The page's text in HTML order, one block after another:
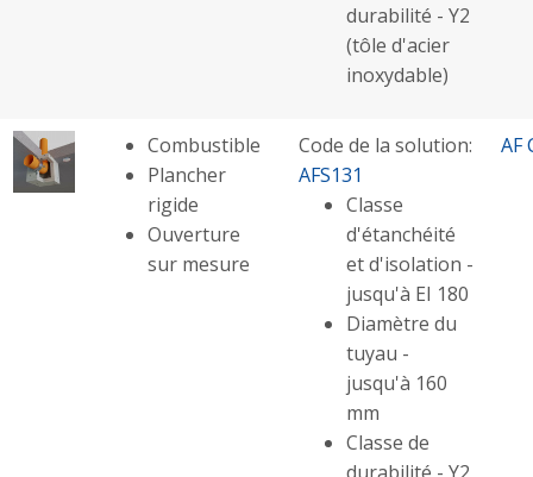
durabilité - Y2
(tôle d'acier
inoxydable)
Combustible
Plancher
rigide
Ouverture
sur mesure
Code de la solution:
AFS131
Classe
d'étanchéité
et d'isolation -
jusqu'à EI 180
Diamètre du
tuyau -
jusqu'à 160
mm
Classe de
AF